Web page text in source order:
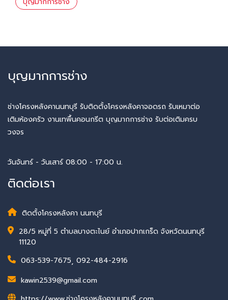
บุญมากการช่าง
ช่างโครงหลังคานนทบุรี รับติดตั้งโครงหลังคาจอดรถ รับเหมาต่อ
เติมห้องครัว งานเทพื้นคอนกรีต บุญมากการช่าง รับต่อเติมครบ
วงจร
วันจันทร์ - วันเสาร์ 08:00 - 17:00 น.
ติดต่อเรา
ติดตั้งโครงหลังคา นนทบุรี
28/5 หมู่ที่ 5 ตำบลบางตะไนย์ อำเภอปากเกร็ด จังหวัดนนทบุรี
11120
063-539-7675, 092-484-2916
kawin2539@gmail.com